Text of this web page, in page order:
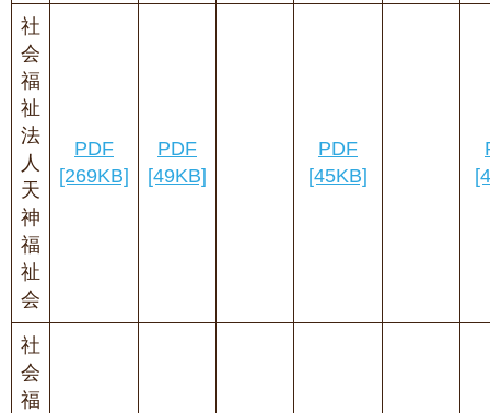
社
会
福
祉
法
人
天
神
福
祉
会
PDF
[269KB]
PDF
[49KB]
PDF
[45KB]
社
会
福